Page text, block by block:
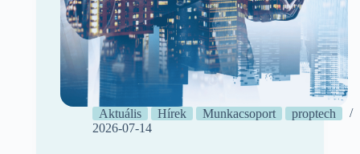
Aktuális Hírek Munkacsoport
proptech
2026-07-14